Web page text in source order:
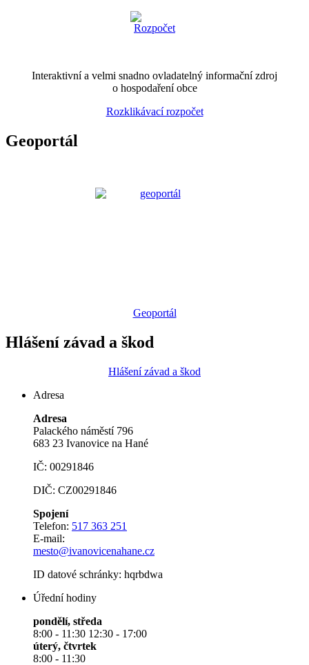
Interaktivní a velmi snadno ovladatelný informační zdroj
o hospodaření obce
Rozklikávací rozpočet
Geoportál
Geoportál
Hlášení závad a škod
Hlášení závad a škod
Adresa
Adresa
Palackého náměstí 796
683 23 Ivanovice na Hané
IČ: 00291846
DIČ: CZ00291846
Spojení
Telefon: 517 363 251
E-mail:
mesto@ivanovicenahane.cz
ID datové schránky: hqrbdwa
Úřední hodiny
pondělí, středa
8:00 - 11:30 12:30 - 17:00
úterý, čtvrtek
8:00 - 11:30